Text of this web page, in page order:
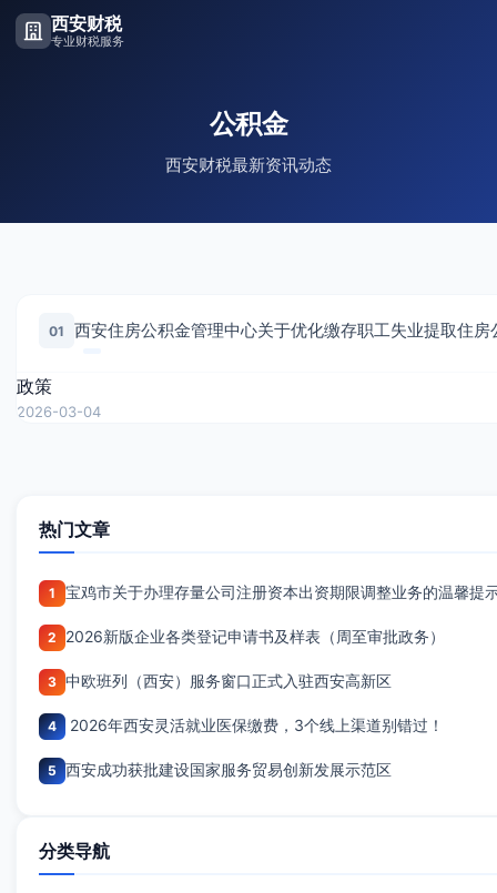
西安财税
专业财税服务
公积金
西安财税最新资讯动态
01
政策
2026-03-04
热门文章
1 宝鸡市关于办理存量公司注册资本出资期限调整业务的温馨提
2 2026新版企业各类登记申请书及样表（周至审批政务）
3 中欧班列（西安）服务窗口正式入驻西安高新区
4 2026年西安灵活就业医保缴费，3个线上渠道别错过！
5 西安成功获批建设国家服务贸易创新发展示范区
分类导航